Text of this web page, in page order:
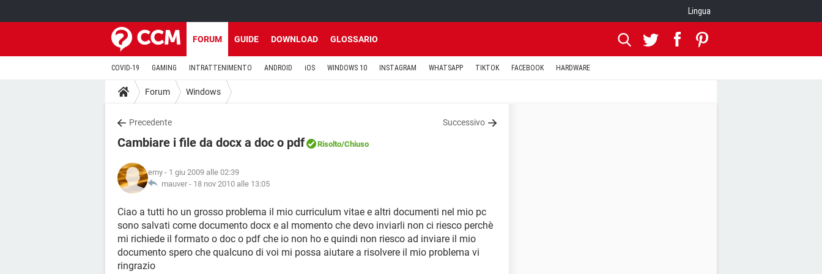
Lingua
FORUM GUIDE DOWNLOAD GLOSSARIO
COVID-19 GAMING INTRATTENIMENTO ANDROID iOS WINDOWS 10 INSTAGRAM WHATSAPP TIKTOK FACEBOOK HARDWARE
Forum Windows
Precedente Successivo
Cambiare i file da docx a doc o pdf Risolto/Chiuso
erny - 1 giu 2009 alle 02:39
mauver - 18 nov 2010 alle 13:05
Ciao a tutti ho un grosso problema il mio curriculum vitae e altri documenti nel mio pc
sono salvati come documento docx e al momento che devo inviarli non ci riesco perchè
mi richiede il formato o doc o pdf che io non ho e quindi non riesco ad inviare il mio
documento spero che qualcuno di voi mi possa aiutare a risolvere il mio problema vi
ringrazio